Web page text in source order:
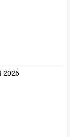
2026